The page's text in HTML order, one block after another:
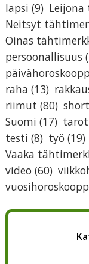
lapsi (9)
Neitsyt
Oinas
persoonallisuus
raha (13)
riimut (80)
Suomi (17)
testi (8) työ (19)
Vaaka
video (60)